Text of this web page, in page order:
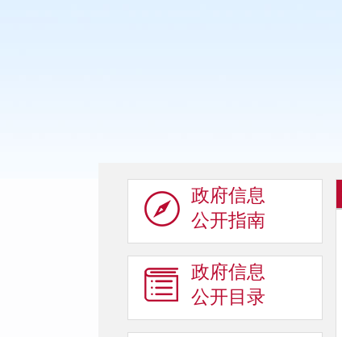
政府信息
公开指南
政府信息
公开目录